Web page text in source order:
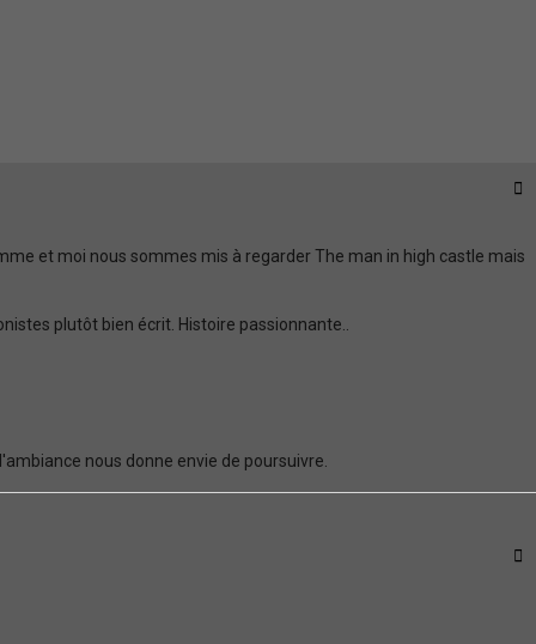
et moi nous sommes mis à regarder The man in high castle mais
plutôt bien écrit. Histoire passionnante..
nous donne envie de poursuivre.